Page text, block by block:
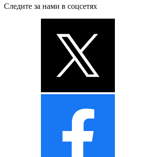
Следите за нами в соцсетях